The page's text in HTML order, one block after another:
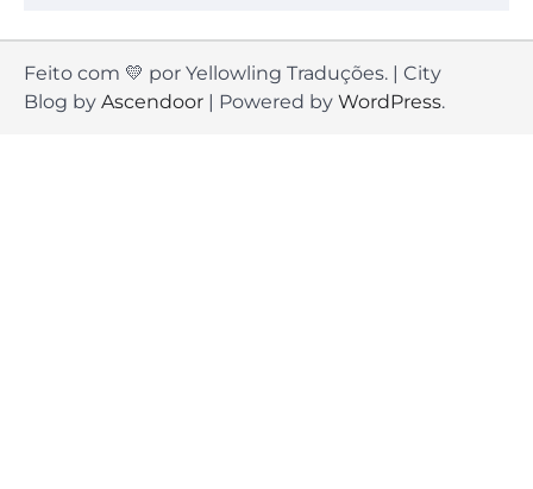
Feito com 💛 por Yellowling Traduções. | City
Blog by Ascendoor | Powered by WordPress.